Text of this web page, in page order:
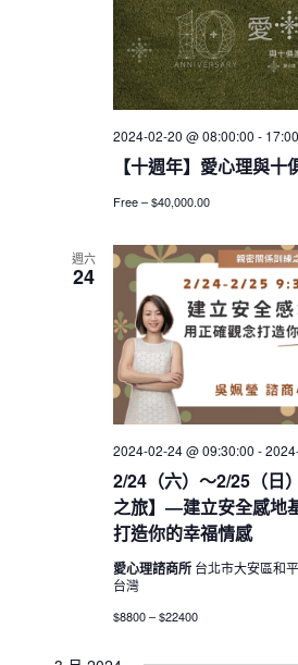
【十週年】愛心理與十
2024-02-20 @ 08:00:00 -
Free – $40,000.00
週六
24
2/24（六）～2/25（日
之旅】—建立安全感地
打造你的幸福情感
2024-02-24 @ 09:30:00 -
愛心理諮商所 台北市大安區和
台灣
$8800 – $22400